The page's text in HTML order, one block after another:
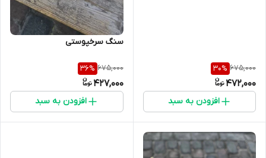
675,000
30%
472,000
افزودن به سبد
سنگ سرخپوستی
675,000
36%
427,000
افزودن به سبد